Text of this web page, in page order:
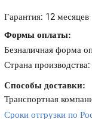
Гарантия: 12 месяцев
Формы оплаты:
Безналичная форма
Страна
Способы доставки:
Транспортная
Сроки отгрузки по